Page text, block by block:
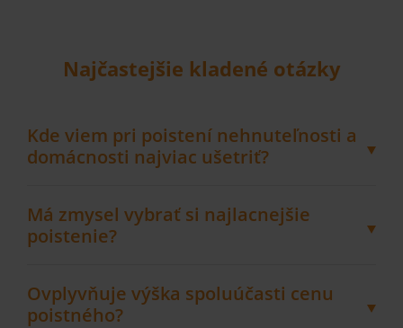
Najčastejšie kladené otázky
Kde viem pri poistení nehnuteľnosti a
domácnosti najviac ušetriť?
Má zmysel vybrať si najlacnejšie
poistenie?
Ovplyvňuje výška spoluúčasti cenu
poistného?